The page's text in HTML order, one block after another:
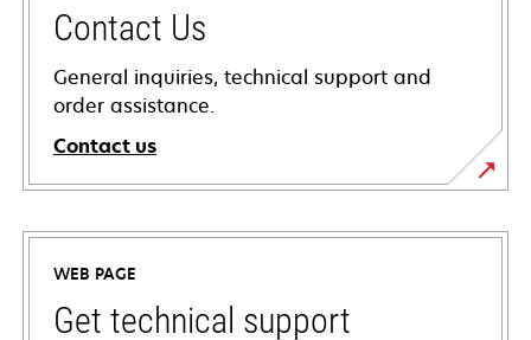
Contact Us
General inquiries, technical support and
order assistance.
Contact us
WEB PAGE
Get technical support